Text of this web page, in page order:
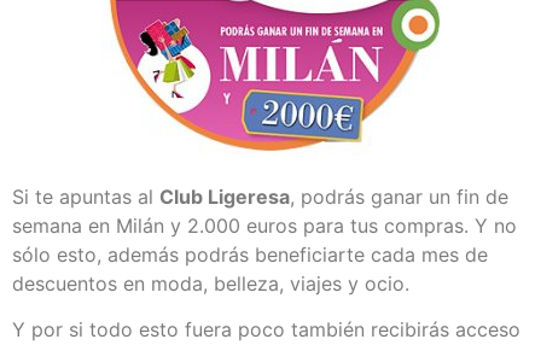
Si te apuntas al Club Ligeresa, podrás ganar un fin de
semana en Milán y 2.000 euros para tus compras. Y no
sólo esto, además podrás beneficiarte cada mes de
descuentos en moda, belleza, viajes y ocio.
Y por si todo esto fuera poco también recibirás acceso